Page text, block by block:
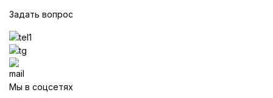
Задать вопрос
Мы в соцсетях